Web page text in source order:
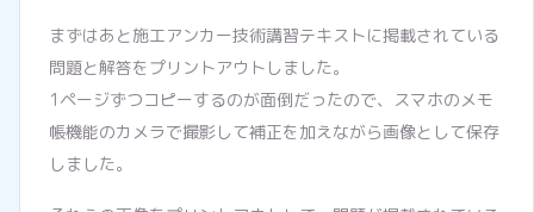
まずはあと施工アンカー技術講習テキストに掲載されている
問題と解答をプリントアウトしました。
1ページずつコピーするのが面倒だったので、スマホのメモ
帳機能のカメラで撮影して補正を加えながら画像として保存
しました。